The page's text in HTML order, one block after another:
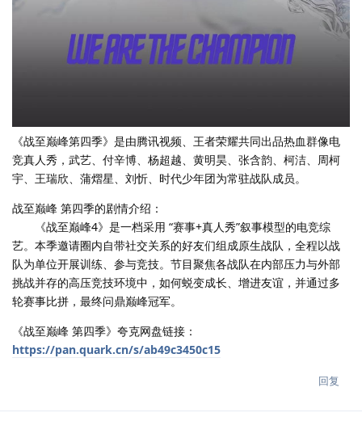
《战至巅峰第四季》是由腾讯视频、王者荣耀共同出品热血群像电
竞真人秀，武艺、付辛博、杨超越、黄明昊、张含韵、柯洁、周柯
宇、王瑞欣、蒲熠星、刘忻、时代少年团为常驻战队成员。
战至巅峰 第四季的剧情介绍：
《战至巅峰4》是一档采用 “赛事+真人秀”叙事模型的电竞综
艺。本季邀请圈内自带社交关系的好友们组成原生战队，全程以战
队为单位开展训练、参与竞技。节目聚焦各战队在内部压力与外部
挑战并存的高压竞技环境中，如何蜕变成长、增进友谊，并通过多
轮赛事比拼，最终问鼎巅峰冠军。
《战至巅峰 第四季》夸克网盘链接：
https://pan.quark.cn/s/ab49c3450c15
回复